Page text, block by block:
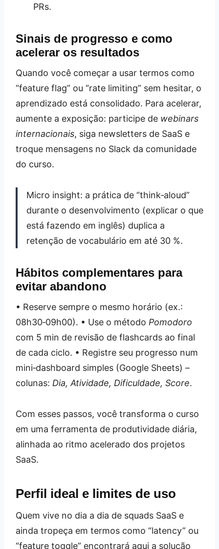
PRs.
Sinais de progresso e como
acelerar os resultados
Quando você começar a usar termos como
“feature flag” ou “rate limiting” sem hesitar, o
aprendizado está consolidado. Para acelerar,
aumente a exposição: participe de webinars
internacionais, siga newsletters de SaaS e
troque mensagens no Slack da comunidade
do curso.
Micro insight: a prática de “think‑aloud”
durante o desenvolvimento (explicar o que
está fazendo em inglês) duplica a
retenção de vocabulário em até 30 %.
Hábitos complementares para
evitar abandono
• Reserve sempre o mesmo horário (ex.:
08h30‑09h00). • Use o método Pomodoro
com 5 min de revisão de flashcards ao final
de cada ciclo. • Registre seu progresso num
mini‑dashboard simples (Google Sheets) –
colunas: Dia, Atividade, Dificuldade, Score.
Com esses passos, você transforma o curso
em uma ferramenta de produtividade diária,
alinhada ao ritmo acelerado dos projetos
SaaS.
Perfil ideal e limites de uso
Quem vive no dia a dia de squads SaaS e
ainda tropeça em termos como “latency” ou
“feature toggle” encontrará aqui a solução